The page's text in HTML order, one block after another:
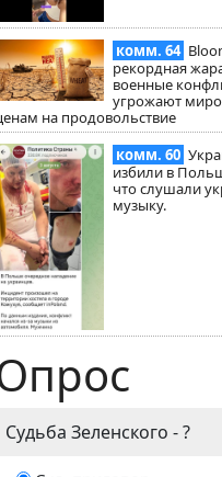
комм. 64
рекордная
военные
угрожают
на продовольствие
комм. 60
избили в
что слушали
музыку.
Судьба Зеленского - ?